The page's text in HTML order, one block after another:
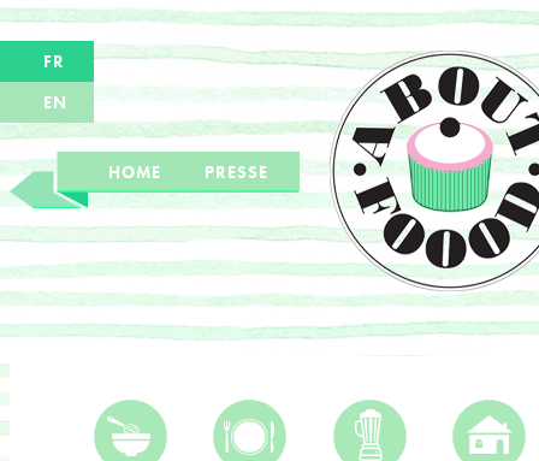
FR
EN
HOME PRESSE